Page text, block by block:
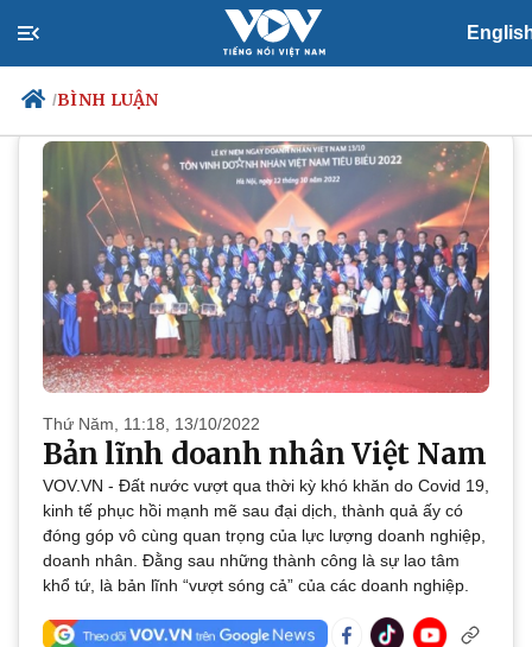
/BÌNH LUẬN
Chính trị
Đảng
Tổ chức nhân sự
Quốc hội
Nhận diện sự thật
Xã hội
Tin 24h
Dự báo thời tiết
Giáo dục
Dấu ấn VOV
Việc làm
Biển đảo
Thế giới
Quan sát
Cuộc sống đó đây
Hồ sơ
Multimedia
Video
Ảnh
E-Magazine
GÓC NHÌN Bình luận
Thứ Năm, 11:18, 13/10/2022
Bản lĩnh doanh nhân Việt Nam
VOV.VN - Đất nước vượt qua thời kỳ khó khăn do Covid 19,
kinh tế phục hồi mạnh mẽ sau đại dịch, thành quả ấy có
đóng góp vô cùng quan trọng của lực lượng doanh nghiệp,
doanh nhân. Đằng sau những thành công là sự lao tâm
khổ tứ, là bản lĩnh “vượt sóng cả” của các doanh nghiệp.